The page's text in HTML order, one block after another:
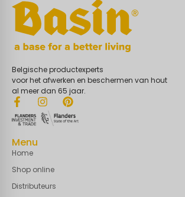
Belgische productexperts
voor het afwerken en beschermen van hout
al meer dan 65 jaar.
Menu
Home
Shop online
Distributeurs